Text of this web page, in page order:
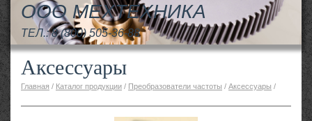
ООО МЕХТЕХНИКА
ТЕЛ.:8 (800) 505-36-88
Аксессуары
Главная / Каталог продукции / Преобразователи частоты / Аксессуары /